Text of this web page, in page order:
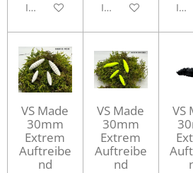
In den WarenkorbIn den Warenkorb
In
VS Made
30mm
Extrem
Auftreibe
nd
VS Made
30mm
Extrem
Auftreibe
nd
VS